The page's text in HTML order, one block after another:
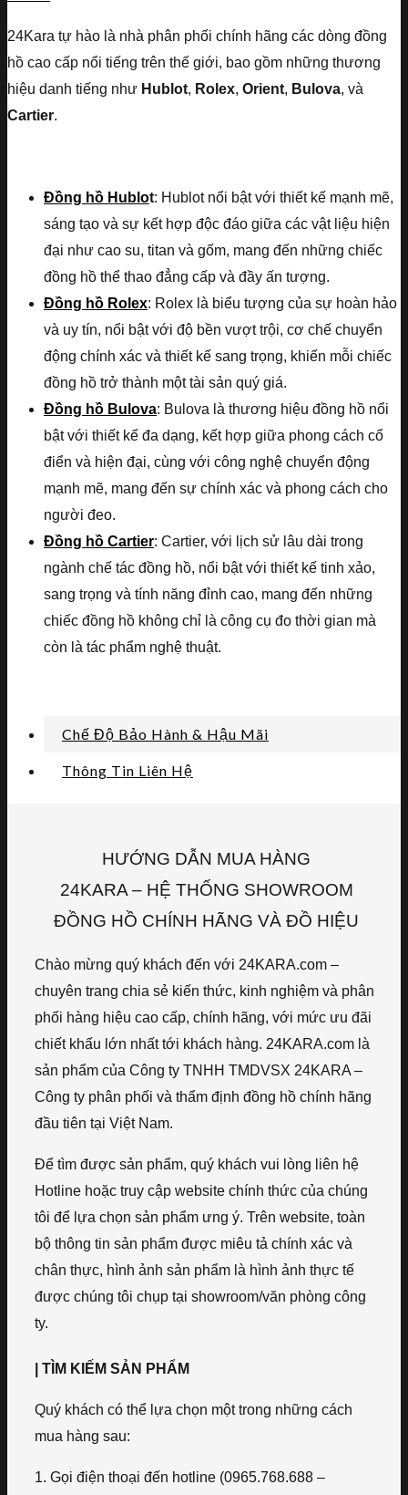
24Kara tự hào là nhà phân phối chính hãng các dòng đồng
hồ cao cấp nổi tiếng trên thế giới, bao gồm những thương
hiệu danh tiếng như Hublot, Rolex, Orient, Bulova, và
Cartier.
Đồng hồ Hublot: Hublot nổi bật với thiết kế mạnh mẽ,
sáng tạo và sự kết hợp độc đáo giữa các vật liệu hiện
đại như cao su, titan và gốm, mang đến những chiếc
đồng hồ thể thao đẳng cấp và đầy ấn tượng.
Đồng hồ Rolex: Rolex là biểu tượng của sự hoàn hảo
và uy tín, nổi bật với độ bền vượt trội, cơ chế chuyển
động chính xác và thiết kế sang trọng, khiến mỗi chiếc
đồng hồ trở thành một tài sản quý giá.
Đồng hồ Bulova: Bulova là thương hiệu đồng hồ nổi
bật với thiết kế đa dạng, kết hợp giữa phong cách cổ
điển và hiện đại, cùng với công nghệ chuyển động
mạnh mẽ, mang đến sự chính xác và phong cách cho
người đeo.
Đồng hồ Cartier: Cartier, với lịch sử lâu dài trong
ngành chế tác đồng hồ, nổi bật với thiết kế tinh xảo,
sang trọng và tính năng đỉnh cao, mang đến những
chiếc đồng hồ không chỉ là công cụ đo thời gian mà
còn là tác phẩm nghệ thuật.
Chế Độ Bảo Hành & Hậu Mãi
Thông Tin Liên Hệ
HƯỚNG DẪN MUA HÀNG
24KARA – HỆ THỐNG SHOWROOM
ĐỒNG HỒ CHÍNH HÃNG VÀ ĐỒ HIỆU
Chào mừng quý khách đến với 24KARA.com –
chuyên trang chia sẻ kiến thức, kinh nghiệm và phân
phối hàng hiệu cao cấp, chính hãng, với mức ưu đãi
chiết khấu lớn nhất tới khách hàng. 24KARA.com là
sản phẩm của Công ty TNHH TMDVSX 24KARA –
Công ty phân phối và thẩm định đồng hồ chính hãng
đầu tiên tại Việt Nam.
Để tìm được sản phẩm, quý khách vui lòng liên hệ
Hotline hoặc truy cập website chính thức của chúng
tôi để lựa chọn sản phẩm ưng ý. Trên website, toàn
bộ thông tin sản phẩm được miêu tả chính xác và
chân thực, hình ảnh sản phẩm là hình ảnh thực tế
được chúng tôi chụp tại showroom/văn phòng công
ty.
| TÌM KIẾM SẢN PHẨM
Quý khách có thể lựa chọn một trong những cách
mua hàng sau:
1. Gọi điện thoại đến hotline (0965.768.688 –